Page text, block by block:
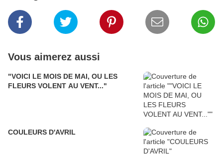
Vous aimerez aussi
"VOICI LE MOIS DE MAI, OU LES
FLEURS VOLENT AU VENT..."
COULEURS D'AVRIL